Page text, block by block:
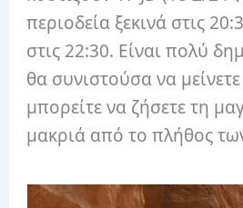
περιοδεία ξεκινά στις
στις 22:30. Είναι πολύ
θα συνιστούσα να
μπορείτε να ζήσετε τη
μακριά από το πλήθος